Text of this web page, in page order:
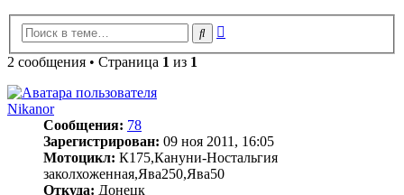
Поиск
2 сообщения • Страница 1 из 1
Nikanor
Сообщения: 78
Зарегистрирован: 09 ноя 2011, 16:05
Мотоцикл: К175,Кануни-Ностальгия
заколхоженная,Ява250,Ява50
Откуда: Донецк